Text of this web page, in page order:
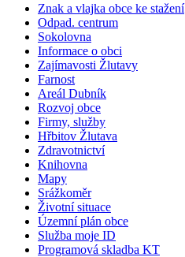
Znak a vlajka obce ke stažení
Odpad. centrum
Sokolovna
Informace o obci
Zajímavosti Žlutavy
Farnost
Areál Dubník
Rozvoj obce
Firmy, služby
Hřbitov Žlutava
Zdravotnictví
Knihovna
Mapy
Srážkoměr
Životní situace
Územní plán obce
Služba moje ID
Programová skladba KT